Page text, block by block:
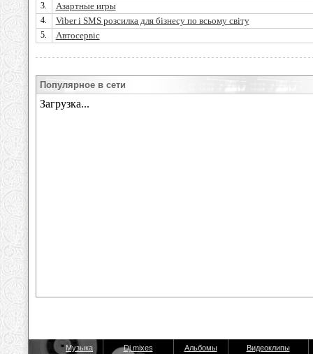
3. Азартные игры
4. Viber і SMS розсилка для бізнесу по всьому світу
5. Автосервіс
Популярное в сети
Музыка Dj mixes Альбомы
Видеоклипы